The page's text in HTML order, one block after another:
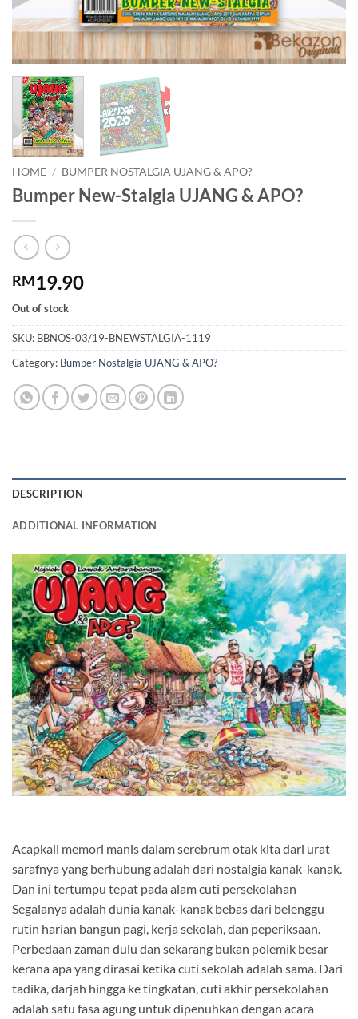
HOME / BUMPER NOSTALGIA UJANG & APO?
Bumper New-Stalgia UJANG & APO?
RM19.90
Out of stock
SKU: BBNOS-03/19-BNEWSTALGIA-1119
Category: Bumper Nostalgia UJANG & APO?
DESCRIPTION
ADDITIONAL INFORMATION
Acapkali memori manis dalam serebrum otak kita dari urat
sarafnya yang berhubung adalah dari nostalgia kanak-kanak.
Dan ini tertumpu tepat pada alam cuti persekolahan
Segalanya adalah dunia kanak-kanak bebas dari belenggu
rutin harian bangun pagi, kerja sekolah, dan peperiksaan.
Perbedaan zaman dulu dan sekarang bukan polemik besar
kerana apa yang dirasai ketika cuti sekolah adalah sama. Dari
tadika, darjah hingga ke tingkatan, cuti akhir persekolahan
adalah satu fasa agung untuk dipenuhkan dengan acara